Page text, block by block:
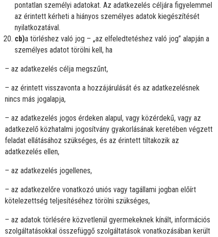
pontatlan személyi adatokat. Az adatkezelés céljára figyelemmel
az érintett kérheti a hiányos személyes adatok kiegészítését
nyilatkozatával.
cb)a törléshez való jog – „az elfeledtetéshez való jog” alapján a
személyes adatot törölni kell, ha
– az adatkezelés célja megszűnt,
– az érintett visszavonta a hozzájárulását és az adatkezelésnek
nincs más jogalapja,
– az adatkezelés jogos érdeken alapul, vagy közérdekű, vagy az
adatkezelő közhatalmi jogosítvány gyakorlásának keretében végzett
feladat ellátásához szükséges, és az érintett tiltakozik az
adatkezelés ellen,
– az adatkezelés jogellenes,
– az adatkezelőre vonatkozó uniós vagy tagállami jogban előírt
kötelezettség teljesítéséhez törölni szükséges,
– az adatok törlésére közvetlenül gyermekeknek kínált, információs
szolgáltatásokkal összefüggő szolgáltatások vonatkozásában került